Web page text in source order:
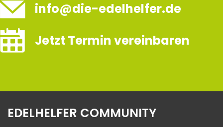
info@die-edelhelfer.de
Jetzt Termin vereinbaren
EDELHELFER COMMUNITY